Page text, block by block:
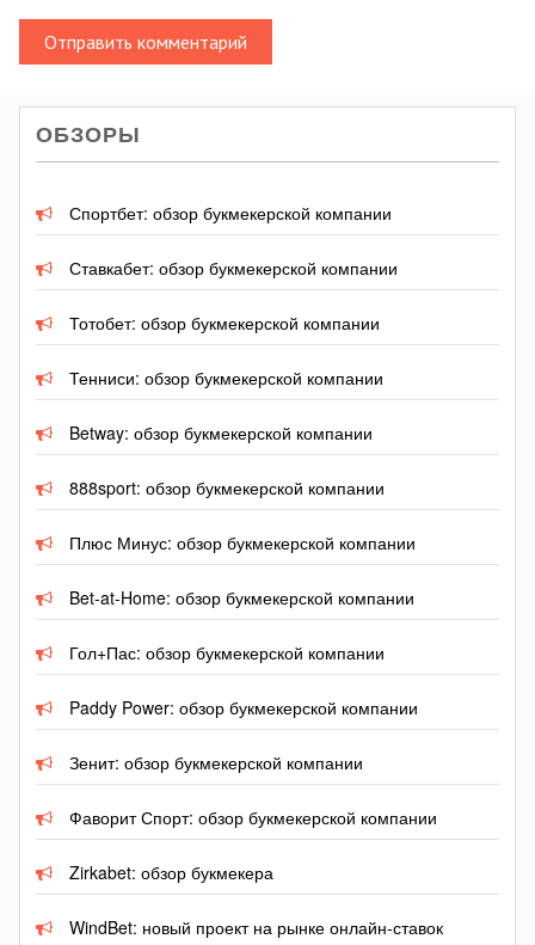
ОБЗОРЫ
Спортбет: обзор букмекерской компании
Ставкабет: обзор букмекерской компании
Тотобет: обзор букмекерской компании
Тенниси: обзор букмекерской компании
Betway: обзор букмекерской компании
888sport: обзор букмекерской компании
Плюс Минус: обзор букмекерской компании
Bet-at-Home: обзор букмекерской компании
Гол+Пас: обзор букмекерской компании
Paddy Power: обзор букмекерской компании
Зенит: обзор букмекерской компании
Фаворит Спорт: обзор букмекерской компании
Zirkabet: обзор букмекера
WindBet: новый проект на рынке онлайн-ставок